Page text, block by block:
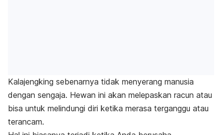
Kalajengking sebenarnya tidak menyerang manusia
dengan sengaja. Hewan ini akan melepaskan racun atau
bisa untuk melindungi diri ketika merasa terganggu atau
terancam.